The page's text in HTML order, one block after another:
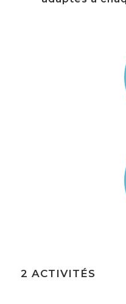
2 ACTIVITÉS